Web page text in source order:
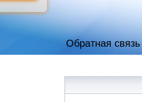
Обратная связь